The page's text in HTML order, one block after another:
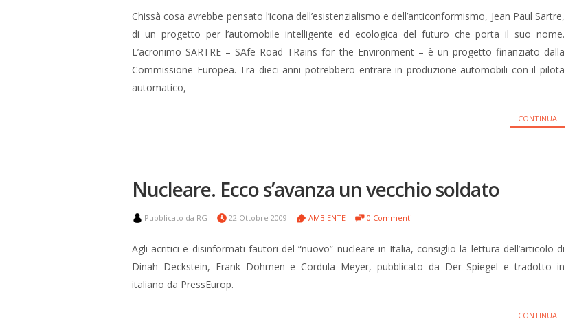
Chissà cosa avrebbe pensato l’icona dell’esistenzialismo e dell’anticonformismo, Jean Paul Sartre,
di un progetto per l’automobile intelligente ed ecologica del futuro che porta il suo nome.
L’acronimo SARTRE – SAfe Road TRains for the Environment – è un progetto finanziato dalla
Commissione Europea. Tra dieci anni potrebbero entrare in produzione automobili con il pilota
automatico,
CONTINUA
Nucleare. Ecco s’avanza un vecchio soldato
Pubblicato da RG 22 Ottobre 2009 AMBIENTE 0 Commenti
Agli acritici e disinformati fautori del “nuovo” nucleare in Italia, consiglio la lettura dell’articolo di
Dinah Deckstein, Frank Dohmen e Cordula Meyer, pubblicato da Der Spiegel e tradotto in
italiano da PressEurop.
CONTINUA